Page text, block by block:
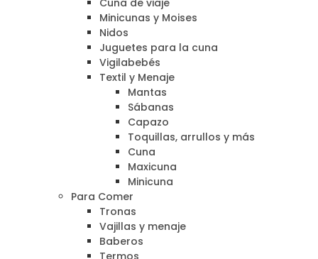
Cuna de viaje
Minicunas y Moises
Nidos
Juguetes para la cuna
Vigilabebés
Textil y Menaje
Mantas
Sábanas
Capazo
Toquillas, arrullos y más
Cuna
Maxicuna
Minicuna
Para Comer
Tronas
Vajillas y menaje
Baberos